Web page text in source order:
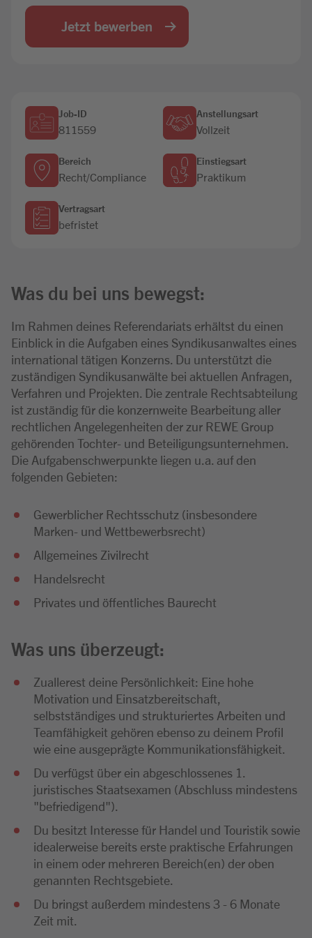
Jetzt bewerben
Job-ID
811559
Anstellungsart
Vollzeit
Bereich
Recht/Compliance
Einstiegsart
Praktikum
Vertragsart
befristet
Was du bei uns bewegst:
Im Rahmen deines Referendariats erhältst du einen
Einblick in die Aufgaben eines Syndikusanwaltes eines
international tätigen Konzerns. Du unterstützt die
zuständigen Syndikusanwälte bei aktuellen Anfragen,
Verfahren und Projekten. Die zentrale Rechtsabteilung
ist zuständig für die konzernweite Bearbeitung aller
rechtlichen Angelegenheiten der zur REWE Group
gehörenden Tochter- und Beteiligungsunternehmen.
Die Aufgabenschwerpunkte liegen u.a. auf den
folgenden Gebieten:
Gewerblicher Rechtsschutz (insbesondere
Marken- und Wettbewerbsrecht)
Allgemeines Zivilrecht
Handelsrecht
Privates und öffentliches Baurecht
Was uns überzeugt:
Zuallerest deine Persönlichkeit: Eine hohe
Motivation und Einsatzbereitschaft,
selbstständiges und strukturiertes Arbeiten und
Teamfähigkeit gehören ebenso zu deinem Profil
wie eine ausgeprägte Kommunikationsfähigkeit.
Du verfügst über ein abgeschlossenes 1.
juristisches Staatsexamen (Abschluss mindestens
"befriedigend").
Du besitzt Interesse für Handel und Touristik sowie
idealerweise bereits erste praktische Erfahrungen
in einem oder mehreren Bereich(en) der oben
genannten Rechtsgebiete.
Du bringst außerdem mindestens 3 - 6 Monate
Zeit mit.